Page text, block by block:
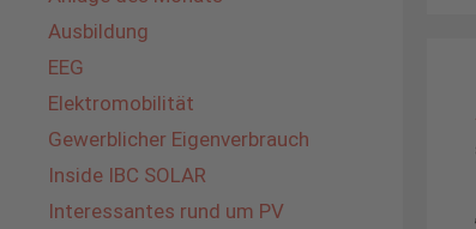
Ausbildung
EEG
Elektromobilität
Gewerblicher Eigenverbrauch
Inside IBC SOLAR
Interessantes rund um PV